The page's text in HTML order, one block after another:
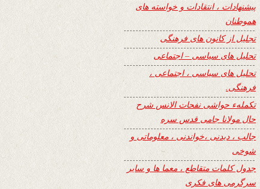
پیشنهادات ، انتقادات و خواسته های
هموطنان
تجلیل از کانون های فرهنگی
تحلیل های سیاسی – اجتماعی
تحلیل های سیاسی ، اجتماعی ،
فرهنگی.
تکملهء حواشی نفحات الانس شرح
حال مولانا جامی قدس سره
جالب ، دیدنی ،خواندنی ، معلوماتی و
شوخی
جدول کلمات متقاطع ، معما ها و سایر
سرگرمی های فکری